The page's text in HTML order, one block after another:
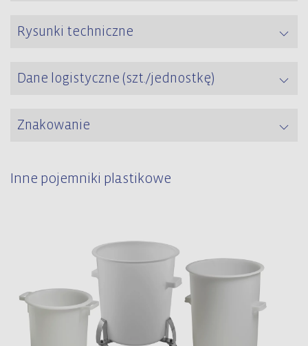
Rysunki techniczne
Dane logistyczne (szt./jednostkę)
Znakowanie
Inne pojemniki plastikowe